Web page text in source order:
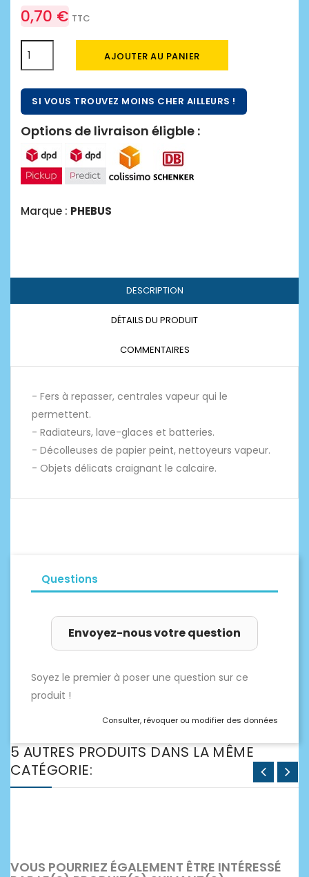
0,70 € TTC
AJOUTER AU PANIER
SI VOUS TROUVEZ MOINS CHER AILLEURS !
Options de livraison éligble :
Marque : PHEBUS
DESCRIPTION
DÉTAILS DU PRODUIT
COMMENTAIRES
- Fers à repasser, centrales vapeur qui le
permettent.
- Radiateurs, lave-glaces et batteries.
- Décolleuses de papier peint, nettoyeurs vapeur.
- Objets délicats craignant le calcaire.
Questions
Envoyez-nous votre question
Soyez le premier à poser une question sur ce
produit !
Consulter, révoquer ou modifier des données
5 AUTRES PRODUITS DANS LA MÊME
CATÉGORIE:
VOUS POURRIEZ ÉGALEMENT ÊTRE INTÉRESSÉ